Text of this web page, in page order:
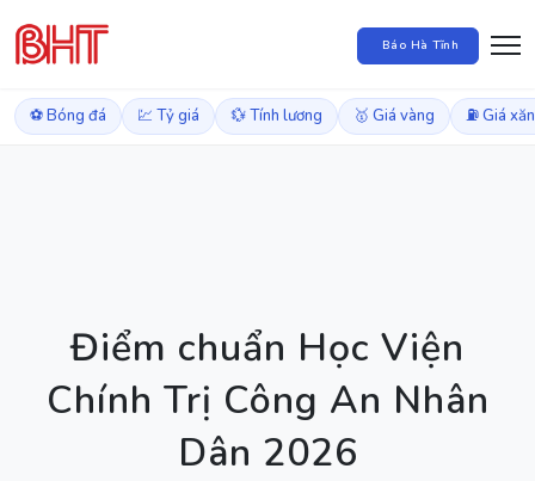
Báo Hà Tĩnh
⚽ Bóng đá 💹 Tỷ giá 💱 Tính lương 🥇 Giá vàng ⛽ Giá
Điểm chuẩn Học Viện
Chính Trị Công An Nhân
Dân 2026